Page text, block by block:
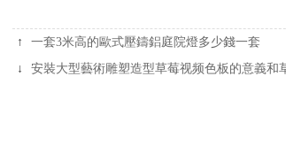
↑
一套3米高的歐式壓鑄鋁庭院燈多少錢一套
↓
安裝大型藝術雕塑造型草莓视频色板的意義和